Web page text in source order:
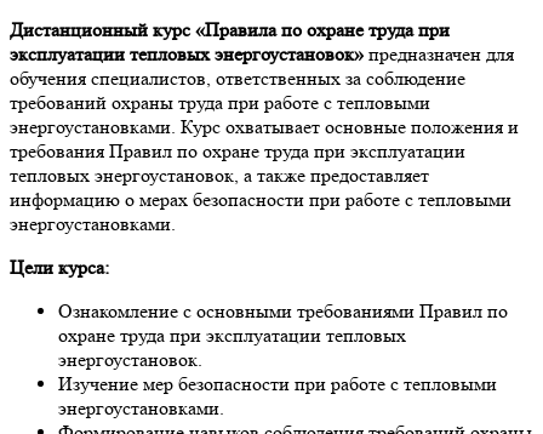
Дистанционный курс «Правила по охране труда при
эксплуатации тепловых энергоустановок» предназначен для
обучения специалистов, ответственных за соблюдение
требований охраны труда при работе с тепловыми
энергоустановками. Курс охватывает основные положения и
требования Правил по охране труда при эксплуатации
тепловых энергоустановок, а также предоставляет
информацию о мерах безопасности при работе с тепловыми
энергоустановками.
Цели курса:
Ознакомление с основными требованиями Правил по
охране труда при эксплуатации тепловых
энергоустановок.
Изучение мер безопасности при работе с тепловыми
энергоустановками.